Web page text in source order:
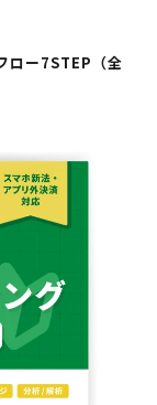
ロー7STEP（全